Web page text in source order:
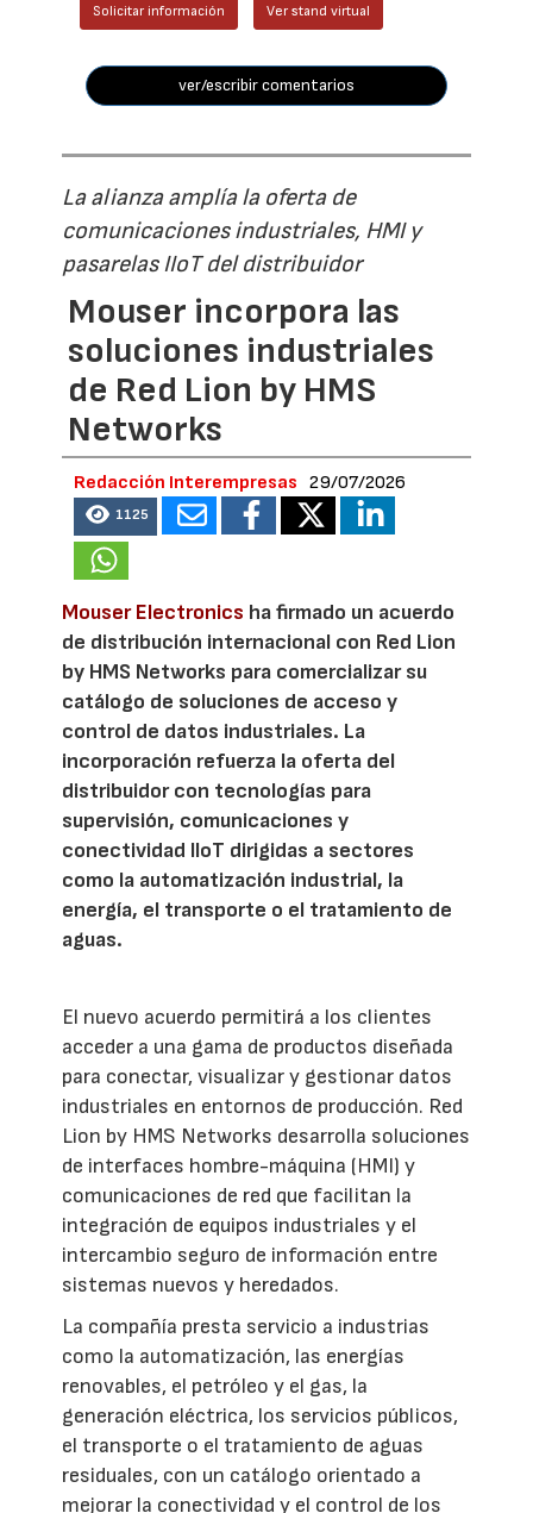
Solicitar información Ver stand virtual
ver/escribir comentarios
La alianza amplía la oferta de
comunicaciones industriales, HMI y
pasarelas IIoT del distribuidor
Mouser incorpora las
soluciones industriales
de Red Lion by HMS
Networks
Redacción Interempresas 29/07/2026
1125
Mouser Electronics ha firmado un acuerdo
de distribución internacional con Red Lion
by HMS Networks para comercializar su
catálogo de soluciones de acceso y
control de datos industriales. La
incorporación refuerza la oferta del
distribuidor con tecnologías para
supervisión, comunicaciones y
conectividad IIoT dirigidas a sectores
como la automatización industrial, la
energía, el transporte o el tratamiento de
aguas.
El nuevo acuerdo permitirá a los clientes
acceder a una gama de productos diseñada
para conectar, visualizar y gestionar datos
industriales en entornos de producción. Red
Lion by HMS Networks desarrolla soluciones
de interfaces hombre-máquina (HMI) y
comunicaciones de red que facilitan la
integración de equipos industriales y el
intercambio seguro de información entre
sistemas nuevos y heredados.
La compañía presta servicio a industrias
como la automatización, las energías
renovables, el petróleo y el gas, la
generación eléctrica, los servicios públicos,
el transporte o el tratamiento de aguas
residuales, con un catálogo orientado a
mejorar la conectividad y el control de los